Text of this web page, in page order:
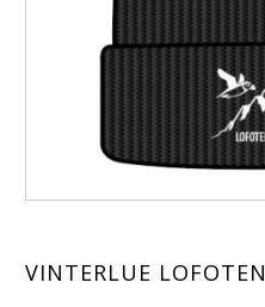
VINTERLUE LOFOTEN